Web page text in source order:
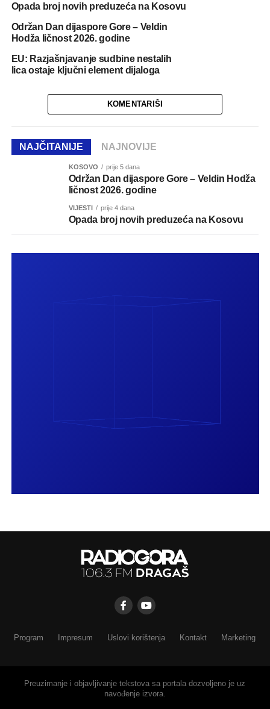
Opada broj novih preduzeća na Kosovu
Održan Dan dijaspore Gore – Veldin
Hodža ličnost 2026. godine
EU: Razjašnjavanje sudbine nestalih
lica ostaje ključni element dijaloga
KOMENTARIŠI
NAJČITANIJE NAJNOVIJE
KOSOVO prije 5 dana
Održan Dan dijaspore Gore – Veldin Hodža
ličnost 2026. godine
VIJESTI prije 4 dana
Opada broj novih preduzeća na Kosovu
Program Impresum Uslovi korištenja Kontakt Marketing
Preuzimanje i objavljivanje tekstova sa portala dozvoljeno je uz
navođenje izvora.